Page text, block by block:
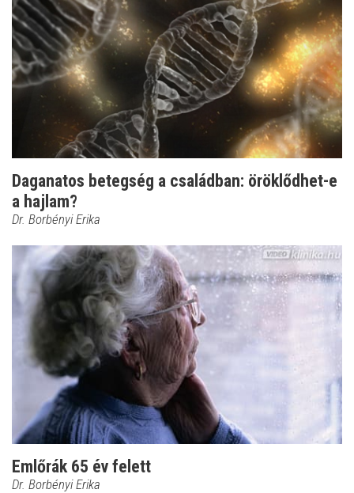
Daganatos betegség a családban: öröklődhet-e
a hajlam?
Dr. Borbényi Erika
Emlőrák 65 év felett
Dr. Borbényi Erika